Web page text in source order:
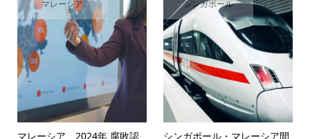
マレーシア
マレーシア 2024年 腐敗認
シンガポール
シンガポール・マレーシア間